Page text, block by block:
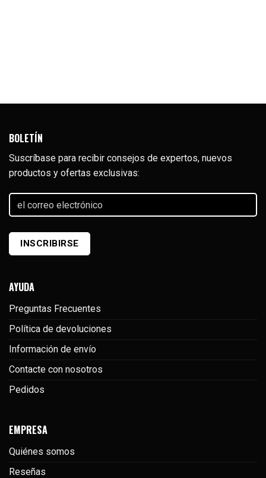
BOLETÍN
Suscríbase para recibir consejos de expertos, nuevos
productos y ofertas exclusivas:
correo
INSCRIBIRSE
AYUDA
Preguntas Frecuentes
Política de devoluciones
Información de envío
Contacte con nosotros
Pedidos
EMPRESA
Quiénes somos
Reseñas